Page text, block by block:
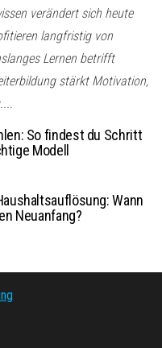
verändert sich heute
langfristig von
Lernen betrifft
stärkt Motivation,
So findest du Schritt
Modell
Wann
Neuanfang?